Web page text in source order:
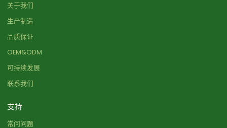
关于我们
生产制造
品质保证
OEM&ODM
可持续发展
联系我们
支持
常问问题